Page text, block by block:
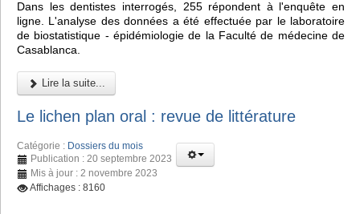
Dans les dentistes interrogés, 255 répondent à l'enquête en
ligne. L'analyse des données a été effectuée par le laboratoire
de biostatistique - épidémiologie de la Faculté de médecine de
Casablanca.
Lire la suite...
Le lichen plan oral : revue de littérature
Catégorie : Dossiers du mois
Publication : 20 septembre 2023
Mis à jour : 2 novembre 2023
Affichages : 8160